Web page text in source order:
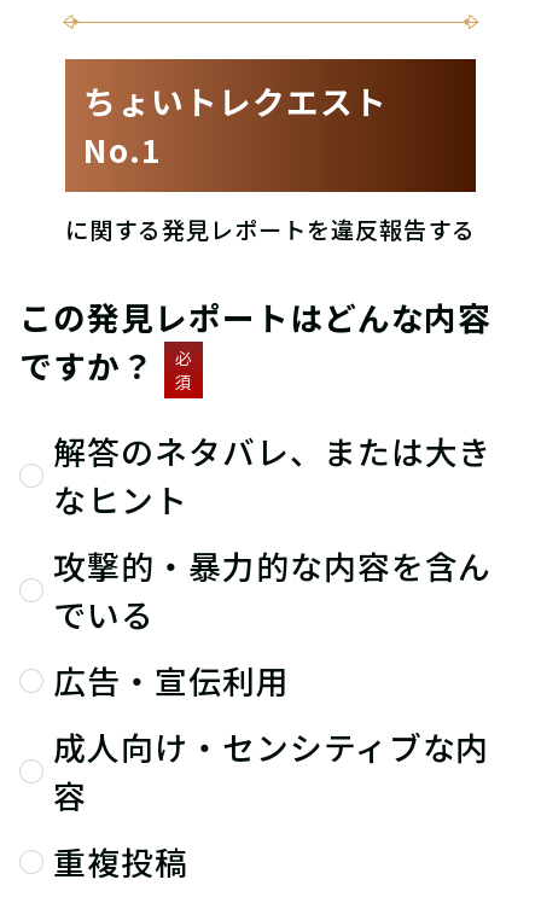
ちょいトレクエスト
No.1
に関する発見レポートを違反報告する
この発見レポートはどんな内容
ですか？
必
須
解答のネタバレ、または大き
なヒント
攻撃的・暴力的な内容を含ん
でいる
広告・宣伝利用
成人向け・センシティブな内
容
重複投稿